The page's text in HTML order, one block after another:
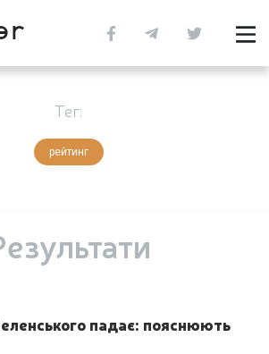
Тег:
рейтинг
падає: пояснюють